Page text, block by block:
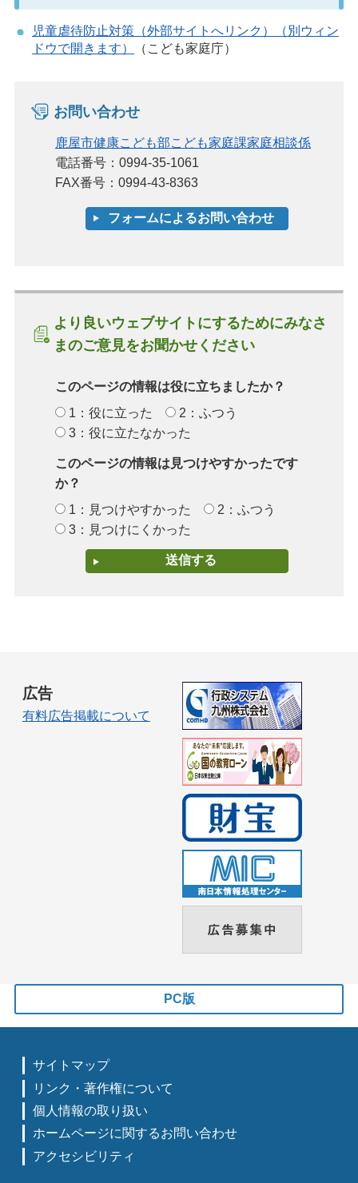
児童虐待防止対策（外部サイトへリンク）（別ウィン
ドウで開きます）
（こども家庭庁）
お問い合わせ
鹿屋市健康こども部こども家庭課家庭相談係
電話番号：0994-35-1061
FAX番号：0994-43-8363
より良いウェブサイトにするためにみなさ
まのご意見をお聞かせください
このページの情報は役に立ちましたか？
1：役に立った
2：ふつう
3：役に立たなかった
このページの情報は見つけやすかったです
か？
1：見つけやすかった
2：ふつう
3：見つけにくかった
広告
有料広告掲載について
PC版
サイトマップ
リンク・著作権について
個人情報の取り扱い
ホームページに関するお問い合わせ
アクセシビリティ